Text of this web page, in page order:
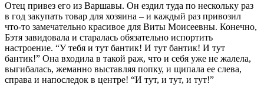
Отец привез его из Варшавы. Он ездил туда по нескольку раз
в год закупать товар для хозяина – и каждый раз привозил
что-то замечательно красивое для Виты Моисеевны. Конечно,
Бэтя завидовала и старалась обязательно испортить
настроение. “У тебя и тут бантик! И тут бантик! И тут
бантик!” Она входила в такой раж, что и себя уже не жалела,
выгибалась, жеманно выставляя попку, и щипала ее слева,
справа и напоследок в центре! “И тут, и тут, и тут!”